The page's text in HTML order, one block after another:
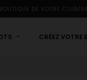
DE VOTRE CLUB/
CRÉEZ VOTRE